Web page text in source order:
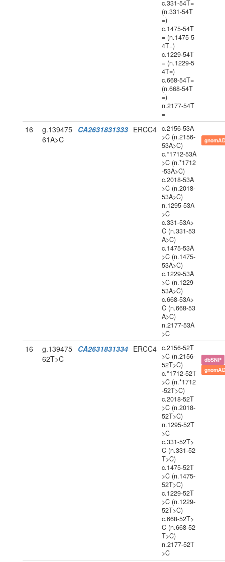
c.331-54T=
(n.331-54T
=)
c.1475-54T
= (n.1475-5
4T=)
c.1229-54T
= (n.1229-5
4T=)
c.668-54T=
(n.668-54T
=)
n.2177-54T
=
16
g.139475
61A>C
CA2631831333 ERCC4 c.2156-53A
>C (n.2156-
53A>C)
c.*1712-53A
>C (n.*1712
-53A>C)
c.2018-53A
>C (n.2018-
53A>C)
n.1295-53A
>C
c.331-53A>
C (n.331-53
A>C)
c.1475-53A
>C (n.1475-
53A>C)
c.1229-53A
>C (n.1229-
53A>C)
c.668-53A>
C (n.668-53
A>C)
n.2177-53A
>C
16
g.139475
62T>C
CA2631831334 ERCC4 c.2156-52T
>C (n.2156-
52T>C)
c.*1712-52T
>C (n.*1712
-52T>C)
c.2018-52T
>C (n.2018-
52T>C)
n.1295-52T
>C
c.331-52T>
C (n.331-52
T>C)
c.1475-52T
>C (n.1475-
52T>C)
c.1229-52T
>C (n.1229-
52T>C)
c.668-52T>
C (n.668-52
T>C)
n.2177-52T
>C
dbSNP